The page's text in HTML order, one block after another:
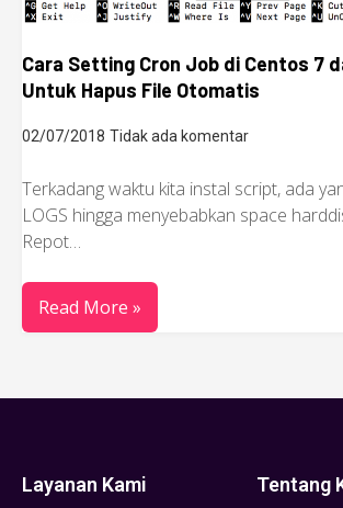
Cara Setting Cron Job di Centos 7
Untuk Hapus File Otomatis
02/07/2018 Tidak ada komentar
Terkadang waktu kita instal script, ada
LOGS hingga menyebabkan space
Repot…
Read More »
Layanan Kami Tentang